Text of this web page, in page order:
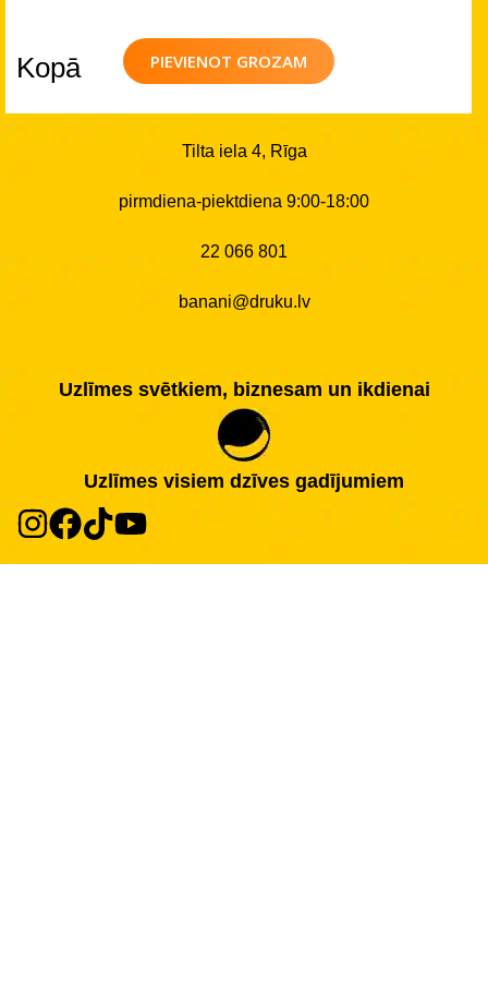
PIEVIENOT GROZAM
Kopā
Tilta iela 4, Rīga
pirmdiena-piektdiena 9:00-18:00
22 066 801
banani@druku.lv
Uzlīmes svētkiem, biznesam un ikdienai
Uzlīmes visiem dzīves gadījumiem